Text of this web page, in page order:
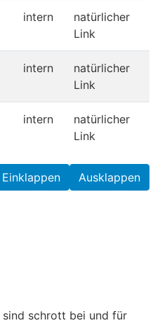
intern
natürlicher
Link
intern
natürlicher
Link
intern
natürlicher
Link
Ausklappen
Einklappen
sind schrott bei und für